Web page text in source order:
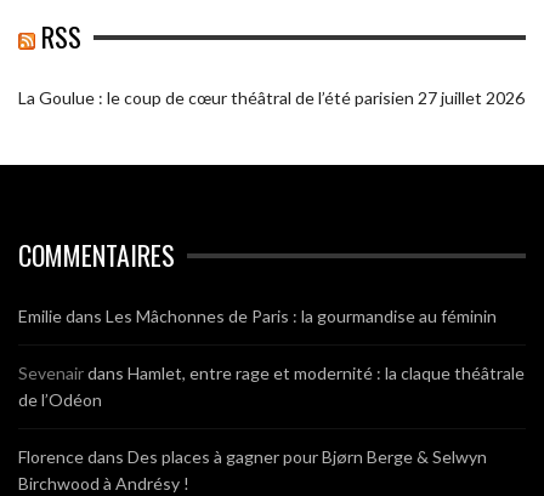
RSS
La Goulue : le coup de cœur théâtral de l’été parisien 27 juillet 2026
COMMENTAIRES
Emiliedans Les Mâchonnes de Paris : la gourmandise au féminin
Sevenairdans Hamlet, entre rage et modernité : la claque théâtrale
de l’Odéon
Florencedans Des places à gagner pour Bjørn Berge & Selwyn
Birchwood à Andrésy !